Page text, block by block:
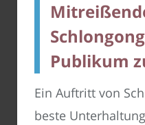
Publikum
Ein Auftritt von
beste